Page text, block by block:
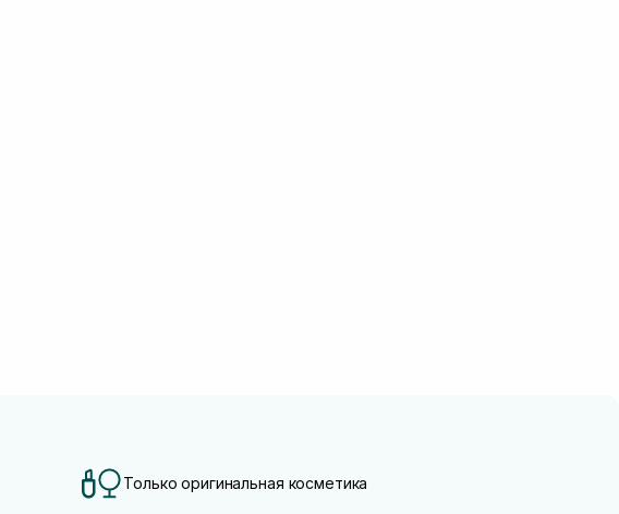
Только оригинальная косметика